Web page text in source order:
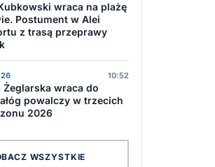
wraca na plażę
Postument w Alei
z trasą przeprawy
10:52
Żeglarska wraca do
powalczy w trzecich
2026
WSZYSTKIE